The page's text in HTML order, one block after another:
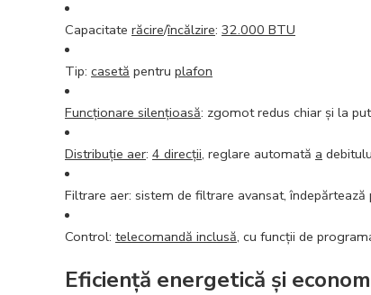
Capacitate răcire/încălzire: 32.000 BTU
Tip: casetă pentru plafon
Funcționare silențioasă: zgomot redus chiar și la
Distribuție aer: 4 direcții, reglare automată a
Filtrare aer: sistem de filtrare avansat,
Control: telecomandă inclusă, cu funcții de
Eficiență energetică și